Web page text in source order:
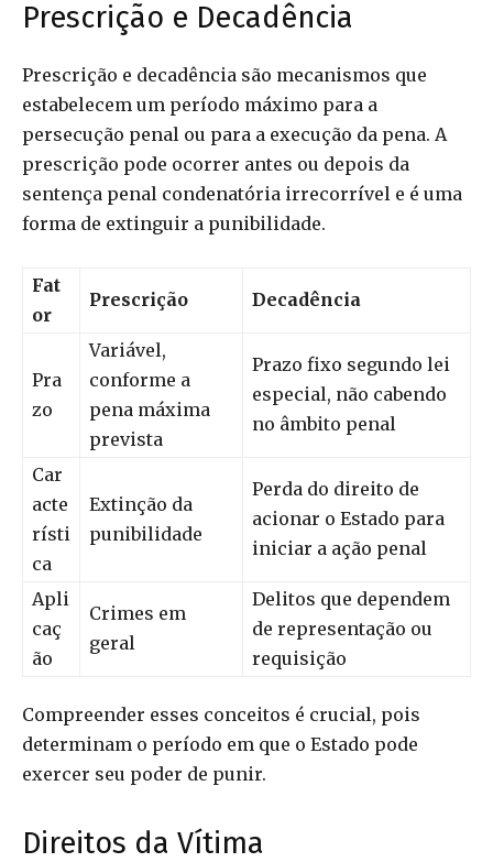
Prescrição e Decadência
Prescrição e decadência são mecanismos que
estabelecem um período máximo para a
persecução penal ou para a execução da pena. A
prescrição pode ocorrer antes ou depois da
sentença penal condenatória irrecorrível e é uma
forma de extinguir a punibilidade.
Fat
or
Prescrição Decadência
Pra
zo
Variável,
conforme a
pena máxima
prevista
Prazo fixo segundo lei
especial, não cabendo
no âmbito penal
Car
acte
rísti
ca
Extinção da
punibilidade
Perda do direito de
acionar o Estado para
iniciar a ação penal
Apli
caç
ão
Crimes em
geral
Delitos que dependem
de representação ou
requisição
Compreender esses conceitos é crucial, pois
determinam o período em que o Estado pode
exercer seu poder de punir.
Direitos da Vítima